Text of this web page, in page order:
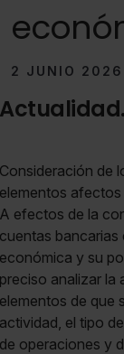
2 JUNIO 2026
Consideración de
elementos
A efectos de la
cuentas
económica y su
preciso analizar la
elementos de que
actividad, el tipo
de operaciones y